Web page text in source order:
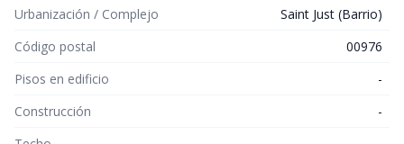
Urbanización / Complejo
Saint Just (Barrio)
Código postal
00976
Pisos en edificio
-
Construcción
-